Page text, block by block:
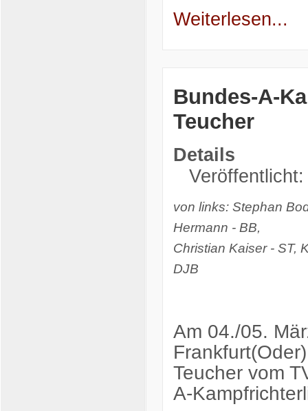
Weiterlesen...
Bundes-A-
Teucher
Details
von links: Stephan
Hermann - BB,
Christian Kaiser - ST,
DJB
Am 04./05.
Teucher vom
A-